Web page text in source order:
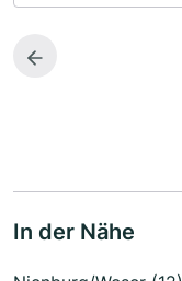
In der Nähe